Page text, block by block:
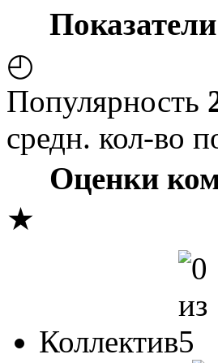
Показатели
◴
Популярность
средн. кол-во
Оценки
★
Коллектив